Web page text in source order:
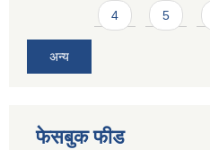
4 5
अन्य
फेसबुक फीड